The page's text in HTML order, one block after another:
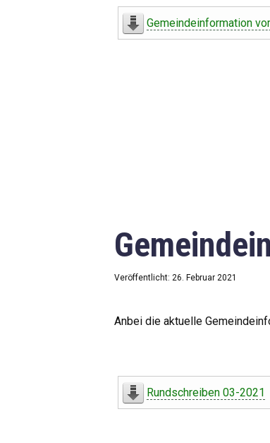
Offener Haushalt
Downloads
Impressum
Gemeindeinformation
Veröffentlicht: 26. Februar 2021
Anbei die aktuelle
Rundschreiben 03-2021